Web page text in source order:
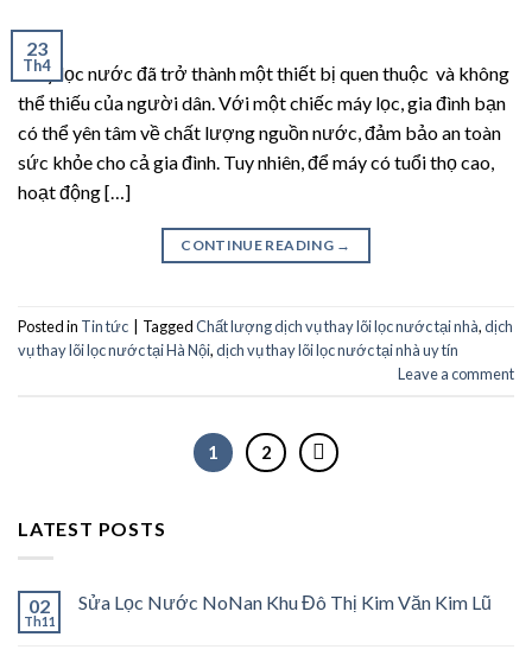
23
Th4
Máy lọc nước đã trở thành một thiết bị quen thuộc và không
thể thiếu của người dân. Với một chiếc máy lọc, gia đình bạn
có thể yên tâm về chất lượng nguồn nước, đảm bảo an toàn
sức khỏe cho cả gia đình. Tuy nhiên, để máy có tuổi thọ cao,
hoạt động […]
CONTINUE READING →
Posted in Tin tức TaggedChất lượng dịch vụ thay lõi lọc nước tại nhà,dịch
vụ thay lõi lọc nước tại Hà Nội,dịch vụ thay lõi lọc nước tại nhà uy tín
Leave a comment
1 2
LATEST POSTS
02
Th11
Sửa Lọc Nước NoNan Khu Đô Thị Kim Văn Kim Lũ